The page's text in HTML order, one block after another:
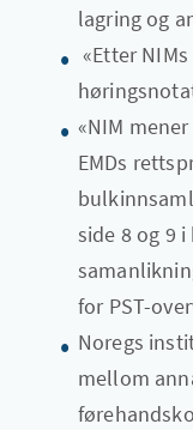
lagring og
«Etter
«NIM
EMDs
side 8 og 9
for PST-
Noregs
mellom